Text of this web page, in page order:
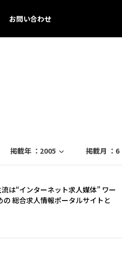
お問い合わせ
掲載年 ： 2005 掲載月 ： 6
“インターネット求人媒体” ワー
総合求人情報ポータルサイトと